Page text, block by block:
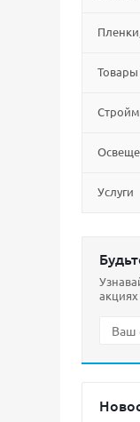
Услуги